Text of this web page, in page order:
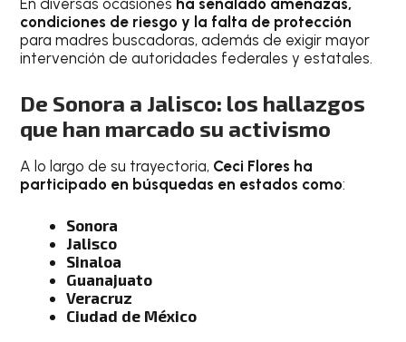
En diversas ocasiones ha señalado amenazas,
condiciones de riesgo y la falta de protección
para madres buscadoras, además de exigir mayor
intervención de autoridades federales y estatales.
De Sonora a Jalisco: los hallazgos
que han marcado su activismo
A lo largo de su trayectoria, Ceci Flores ha
participado en búsquedas en estados como:
Sonora
Jalisco
Sinaloa
Guanajuato
Veracruz
Ciudad de México